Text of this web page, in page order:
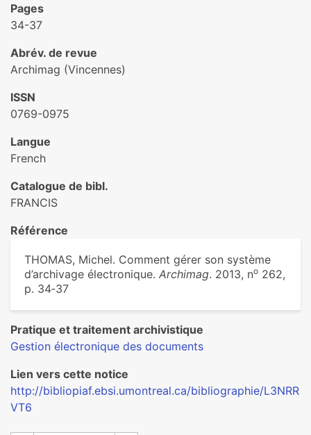
Pages
34-37
Abrév. de revue
Archimag (Vincennes)
ISSN
0769-0975
Langue
French
Catalogue de bibl.
FRANCIS
Référence
THOMAS, Michel. Comment gérer son système
d’archivage électronique. Archimag. 2013, no 262,
p. 34‑37
Pratique et traitement archivistique
Gestion électronique des documents
Lien vers cette notice
http://bibliopiaf.ebsi.umontreal.ca/bibliographie/L3NRR
VT6